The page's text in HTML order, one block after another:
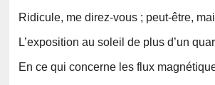
Ridicule, me direz-vous ; peut-être,
L’exposition au soleil de plus d’un
En ce qui concerne les flux